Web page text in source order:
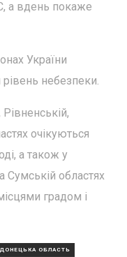
а вдень покаже
України
небезпеки.
очікуються
а також у
Сумській областях
градом і
ДОНЕЦЬКА ОБЛАСТЬ